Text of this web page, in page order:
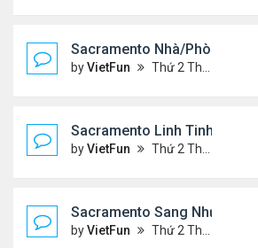
Sacramento Nhà/Phòng 7/2/
byVietFun Thứ 2 Tháng 7 05, 2021 2:51 pm
Sacramento Linh Tinh 7/2/
byVietFun Thứ 2 Tháng 7 05, 2021 2:47 pm
Sacramento Sang Nhượng
byVietFun Thứ 2 Tháng 7 05, 2021 2:45 pm